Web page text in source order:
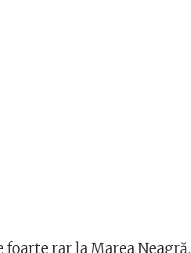
rar la Marea Neagră.